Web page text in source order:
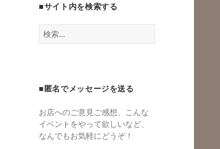
ュ*カフェのよう
にくつろぐ*親子イ
ベントも
■サイト内を検索する
検
索:
■匿名でメッセージを送る
お店へのご意見ご感想、こんな
イベントをやって欲しいなど、
なんでもお気軽にどうぞ！